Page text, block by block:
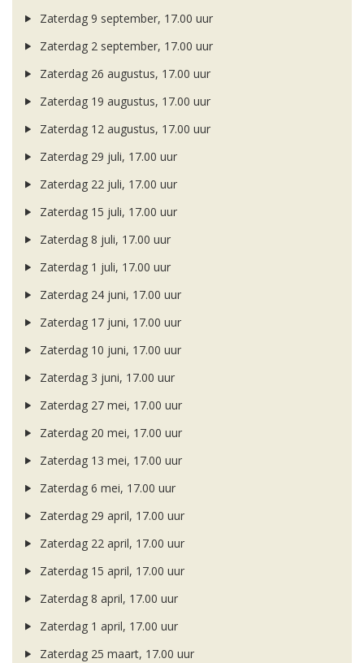
Zaterdag 9 september, 17.00 uur
Zaterdag 2 september, 17.00 uur
Zaterdag 26 augustus, 17.00 uur
Zaterdag 19 augustus, 17.00 uur
Zaterdag 12 augustus, 17.00 uur
Zaterdag 29 juli, 17.00 uur
Zaterdag 22 juli, 17.00 uur
Zaterdag 15 juli, 17.00 uur
Zaterdag 8 juli, 17.00 uur
Zaterdag 1 juli, 17.00 uur
Zaterdag 24 juni, 17.00 uur
Zaterdag 17 juni, 17.00 uur
Zaterdag 10 juni, 17.00 uur
Zaterdag 3 juni, 17.00 uur
Zaterdag 27 mei, 17.00 uur
Zaterdag 20 mei, 17.00 uur
Zaterdag 13 mei, 17.00 uur
Zaterdag 6 mei, 17.00 uur
Zaterdag 29 april, 17.00 uur
Zaterdag 22 april, 17.00 uur
Zaterdag 15 april, 17.00 uur
Zaterdag 8 april, 17.00 uur
Zaterdag 1 april, 17.00 uur
Zaterdag 25 maart, 17.00 uur